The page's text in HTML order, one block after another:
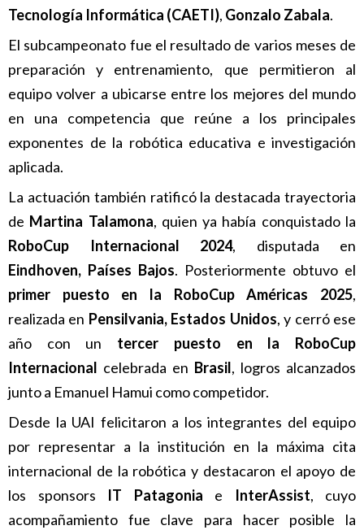
Tecnología Informática (CAETI), Gonzalo Zabala.
El subcampeonato fue el resultado de varios meses de
preparación y entrenamiento, que permitieron al
equipo volver a ubicarse entre los mejores del mundo
en una competencia que reúne a los principales
exponentes de la robótica educativa e investigación
aplicada.
La actuación también ratificó la destacada trayectoria
de Martina Talamona, quien ya había conquistado la
RoboCup Internacional 2024, disputada en
Eindhoven, Países Bajos. Posteriormente obtuvo el
primer puesto en la RoboCup Américas 2025,
realizada en Pensilvania, Estados Unidos, y cerró ese
año con un tercer puesto en la RoboCup
Internacional celebrada en Brasil, logros alcanzados
junto a Emanuel Hamui como competidor.
Desde la UAI felicitaron a los integrantes del equipo
por representar a la institución en la máxima cita
internacional de la robótica y destacaron el apoyo de
los sponsors IT Patagonia e InterAssist, cuyo
acompañamiento fue clave para hacer posible la